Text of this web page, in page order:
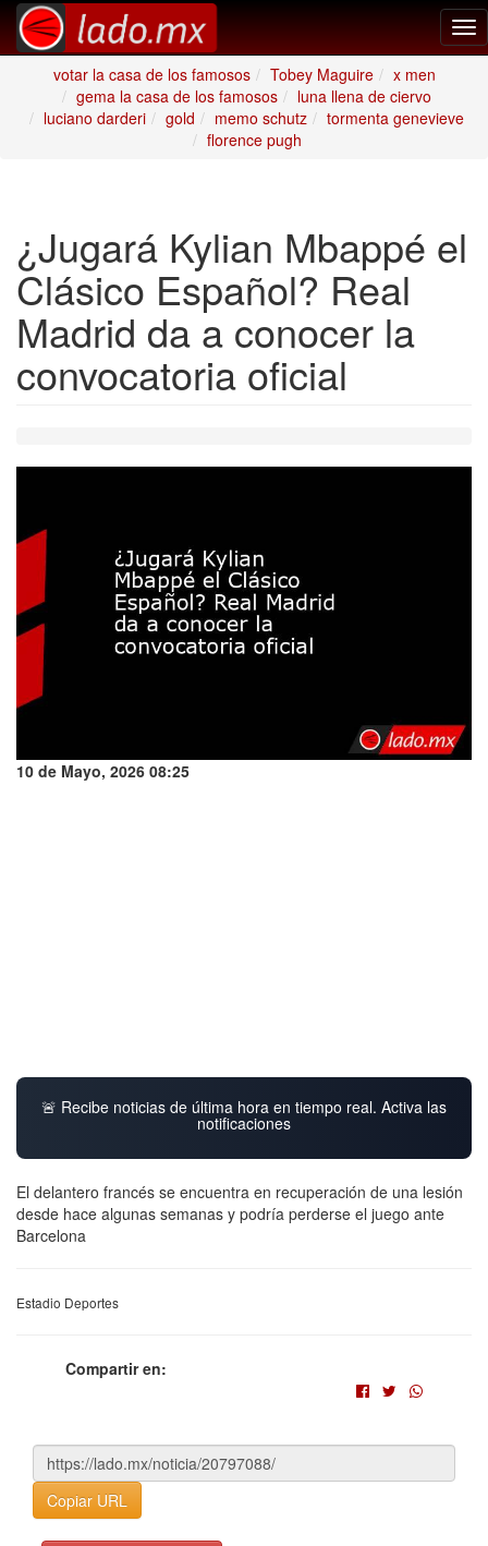
votar la casa de los famosos
Tobey Maguire
x men
gema la casa de los famosos
luna llena de ciervo
luciano darderi
gold memo schutz
tormenta genevieve
florence pugh
¿Jugará Kylian Mbappé el
Clásico Español? Real
Madrid da a conocer la
convocatoria oficial
10 de Mayo, 2026 08:25
🚨 Recibe noticias de última hora en tiempo real. Activa las
notificaciones
El delantero francés se encuentra en recuperación de una lesión
desde hace algunas semanas y podría perderse el juego ante
Barcelona
Estadio Deportes
Compartir en:
Copiar URL